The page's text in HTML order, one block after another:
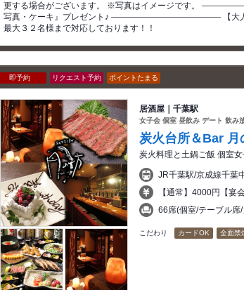
更する場合がございます。 ※写真はイメージです。
写真・ケーキ』プレゼント♪ ――――――――――――― 【大人気
最大３２名様まで対応しております！！
即予約 リクエスト予約 ポイントたまる
居酒屋｜千葉駅
女子会 個室 昼飲み デート 飲み
炭火台所＆Bar 月
炭火料理と土鍋ご飯 個室
JR千葉駅/京成線千
【通常】4000円【宴
66席(個室/テーブル席
こだわり カードOK 全面禁